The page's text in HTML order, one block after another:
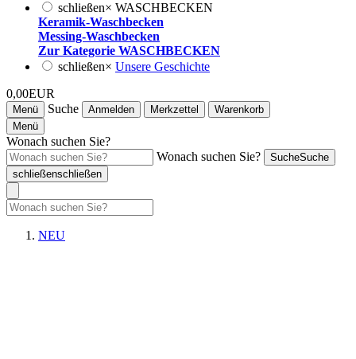
schließen× WASCHBECKEN
Keramik-Waschbecken
Messing-Waschbecken
Zur Kategorie WASCHBECKEN
schließen× Unsere Geschichte
0,00EUR
Menü Suche Anmelden Merkzettel
Warenkorb
Menü
Wonach suchen Sie?
Wonach suchen Sie?
SucheSuche
schließenschließen
NEU